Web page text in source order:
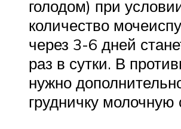
голодом) при
количество
через 3-6 дней
раз в сутки. В
нужно
грудничку молочную